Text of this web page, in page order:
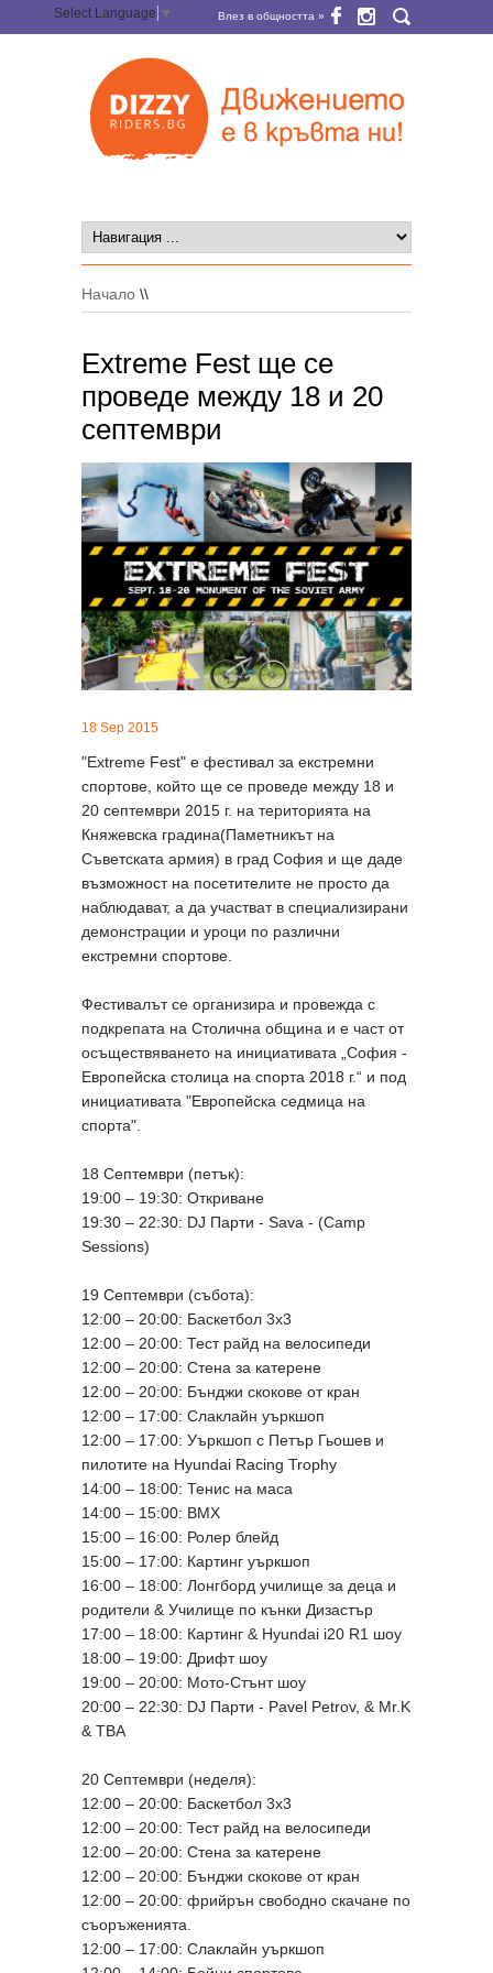
Select Language ▼ Влез в общността »
Начало \\
Extreme Fest ще се
проведе между 18 и 20
септември
18 Sep 2015
"Extreme Fest" е фестивал за екстремни
спортове, който ще се проведе между 18 и
20 септември 2015 г. на територията на
Княжевска градина(Паметникът на
Съветската армия) в град София и ще даде
възможност на посетителите не просто да
наблюдават, а да участват в специализирани
демонстрации и уроци по различни
екстремни спортове.
Фестивалът се организира и провежда с
подкрепата на Столична община и е част от
осъществяването на инициативата „София -
Европейска столица на спорта 2018 г.“ и под
инициативата "Европейска седмица на
спорта".
18 Септември (петък):
19:00 – 19:30: Откриване
19:30 – 22:30: DJ Парти - Sava - (Camp
Sessions)
19 Септември (събота):
12:00 – 20:00: Баскетбол 3х3
12:00 – 20:00: Тест райд на велосипеди
12:00 – 20:00: Стена за катерене
12:00 – 20:00: Бънджи скокове от кран
12:00 – 17:00: Слаклайн уъркшоп
12:00 – 17:00: Уъркшоп с Петър Гьошев и
пилотите на Hyundai Racing Trophy
14:00 – 18:00: Тенис на маса
14:00 – 15:00: BMX
15:00 – 16:00: Ролер блейд
15:00 – 17:00: Картинг уъркшоп
16:00 – 18:00: Лонгборд училище за деца и
родители & Училище по кънки Дизастър
17:00 – 18:00: Картинг & Hyundai i20 R1 шоу
18:00 – 19:00: Дрифт шоу
19:00 – 20:00: Мото-Стънт шоу
20:00 – 22:30: DJ Парти - Pavel Petrov, & Mr.K
& TBA
20 Септември (неделя):
12:00 – 20:00: Баскетбол 3х3
12:00 – 20:00: Тест райд на велосипеди
12:00 – 20:00: Стена за катерене
12:00 – 20:00: Бънджи скокове от кран
12:00 – 20:00: фрийрън свободно скачане по
съоръженията.
12:00 – 17:00: Слаклайн уъркшоп